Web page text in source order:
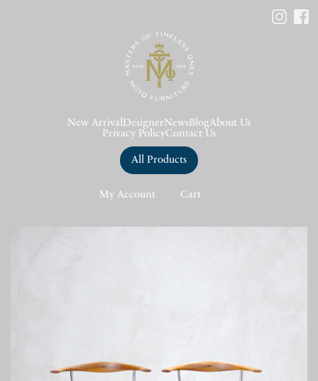
New Arrival DesignerNews BlogAbout Us
Privacy PolicyContact Us
All Products
My Account Cart